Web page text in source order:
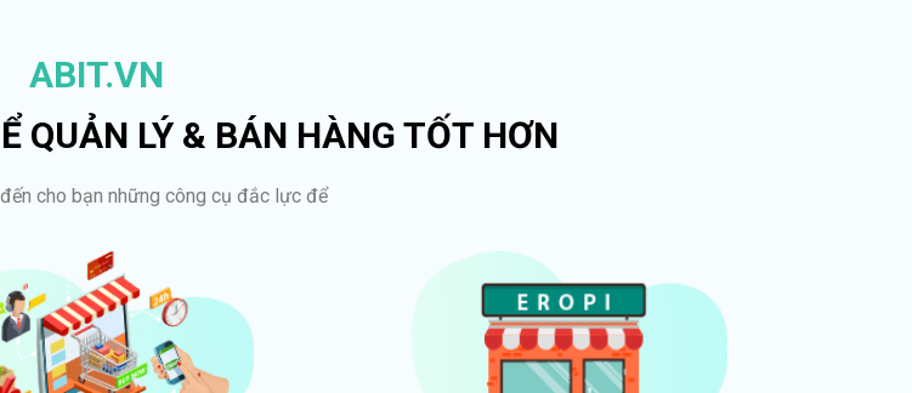
ABIT.VN
QUẢN LÝ & BÁN HÀNG TỐT HƠN
cho bạn những công cụ đắc lực để